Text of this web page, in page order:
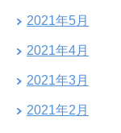
2021年5月
2021年4月
2021年3月
2021年2月